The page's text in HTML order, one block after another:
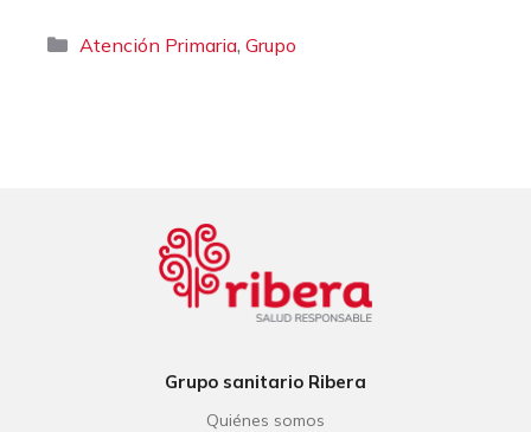
Categorías
Atención Primaria,Grupo
Grupo sanitario Ribera
Quiénes somos